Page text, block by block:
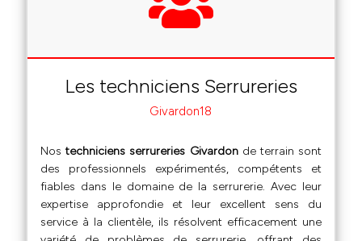
Les techniciens Serrureries
Givardon18
Nostechniciens serrureries Givardonde terrain sont
des professionnels expérimentés, compétents et
fiables dans le domaine de la serrurerie. Avec leur
expertise approfondie et leur excellent sens du
service à la clientèle, ils résolvent efficacement une